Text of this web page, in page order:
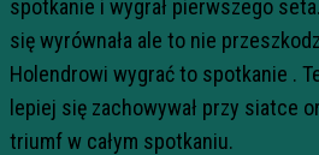
spotkanie i wygrał pierwszego
się wyrównała ale to nie
Holendrowi wygrać to spotkanie .
lepiej się zachowywał przy siatce
triumf w całym spotkaniu.